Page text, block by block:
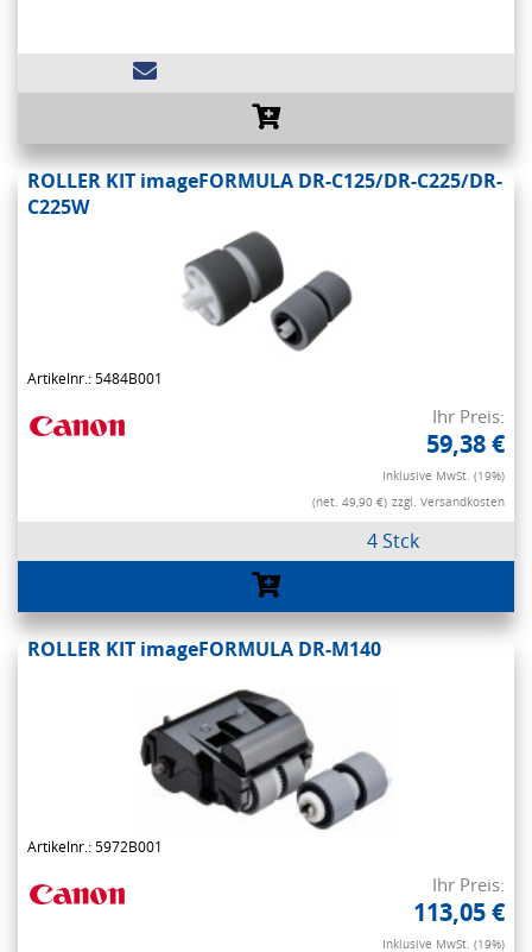
ROLLER KIT imageFORMULA DR-C125/DR-C225/DR-
C225W
Artikelnr.: 5484B001
Ihr Preis:
59,38 €
Inklusive MwSt. (19%)
(net. 49,90 €) zzgl. Versandkosten
4 Stck
ROLLER KIT imageFORMULA DR-M140
Artikelnr.: 5972B001
Ihr Preis:
113,05 €
Inklusive MwSt. (19%)